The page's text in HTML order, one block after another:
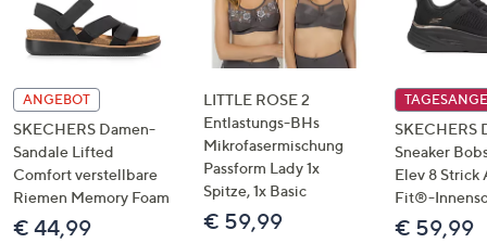
Touch-
Geräten
links
bzw.
rechts,
um
diese
anzuzeigen.
ANGEBOT
SKECHERS Damen-
Sandale Lifted
Comfort verstellbare
Riemen Memory Foam
€ 44,99
LITTLE ROSE 2
Entlastungs-BHs
Mikrofasermischung
Passform Lady 1x
Spitze, 1x Basic
€ 59,99
SKECHERS
Sneaker
Elev 8 Strick
Fit®-
€ 59,99